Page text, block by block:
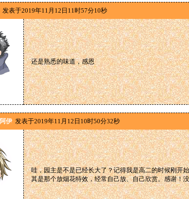
发表于2019年11月12日11时57分10秒
还是熟悉的味道，感恩
阿伊 发表于2019年11月12日10时50分32秒
哇，园主是不是已经长大了？记得我是高二的时候刚开
其是那个放烟花特效，经常自己放、自己欣赏。感谢！